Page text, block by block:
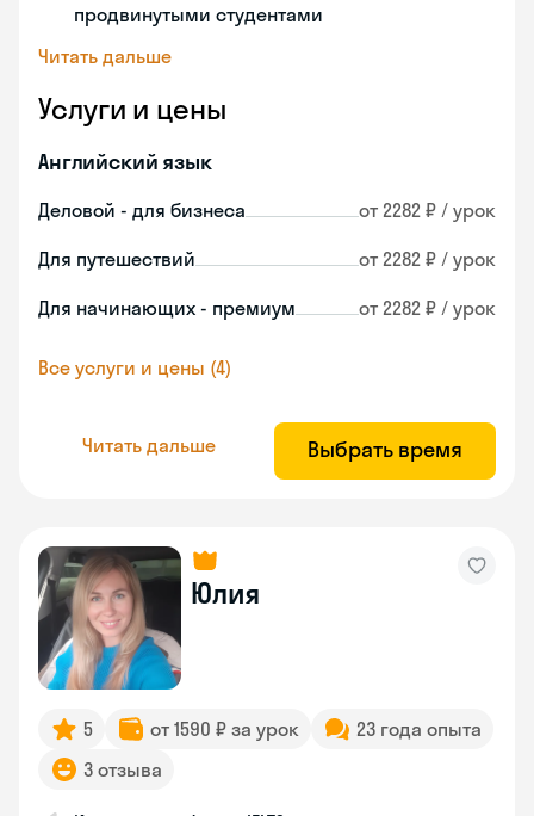
продвинутыми студентами
Читать дальше
Услуги и цены
Английский язык
Деловой - для бизнеса от 2282 ₽ / урок
Для путешествий от 2282 ₽ / урок
Для начинающих - премиум от 2282 ₽ / урок
Все услуги и цены (4)
Читать дальше Выбрать время
Юлия
5 от 1590 ₽ за урок
23 года опыта
3 отзыва